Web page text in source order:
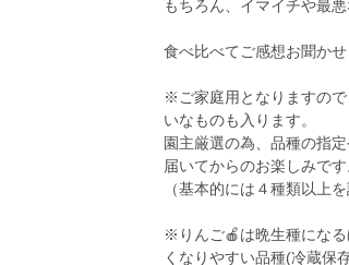
もちろん、イマイチや最
食べ比べてご感想お聞か
※ご家庭用となりますの
いなものも入ります。
園主厳選の為、品種の指
届いてからのお楽しみです
（基本的には４種類以上
※りんご🍎は晩生種にな
くなりやすい品種(冷蔵保